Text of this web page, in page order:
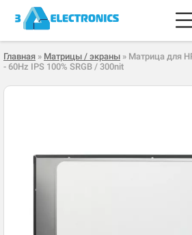
Главная » Матрицы / экраны » Матрица для
- 60Hz IPS 100% SRGB / 300nit